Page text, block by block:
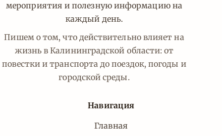
мероприятия и полезную информацию на
каждый день.
Пишем о том, что действительно влияет на
жизнь в Калининградской области: от
повестки и транспорта до поездок, погоды и
городской среды.
Навигация
Главная